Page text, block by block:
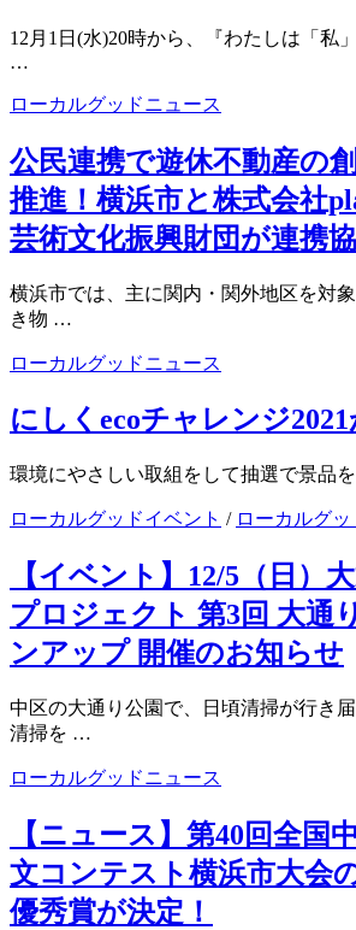
12月1日(水)20時から、『わたしは「私
…
ローカルグッドニュース
公民連携で遊休不動産の
推進！横浜市と株式会社
芸術文化振興財団が連携協
横浜市では、主に関内・関外地区を対
き物 …
ローカルグッドニュース
にしくecoチャレンジ2021
環境にやさしい取組をして抽選で景品
ローカルグッドイベント / ローカルグ
【イベント】12/5（日）
プロジェクト 第3回 大通
ンアップ 開催のお知らせ
中区の大通り公園で、日頃清掃が行き
清掃を …
ローカルグッドニュース
【ニュース】第40回全国
文コンテスト横浜市大会
優秀賞が決定！